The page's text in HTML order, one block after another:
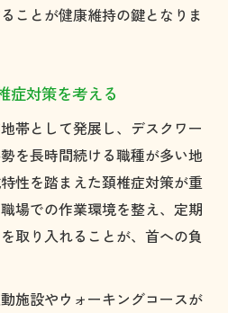
ことが健康維持の鍵となりま
症対策を考える
帯として発展し、デスクワー
を長時間続ける職種が多い地
性を踏まえた頚椎症対策が重
場での作業環境を整え、定期
取り入れることが、首への負
施設やウォーキングコースが